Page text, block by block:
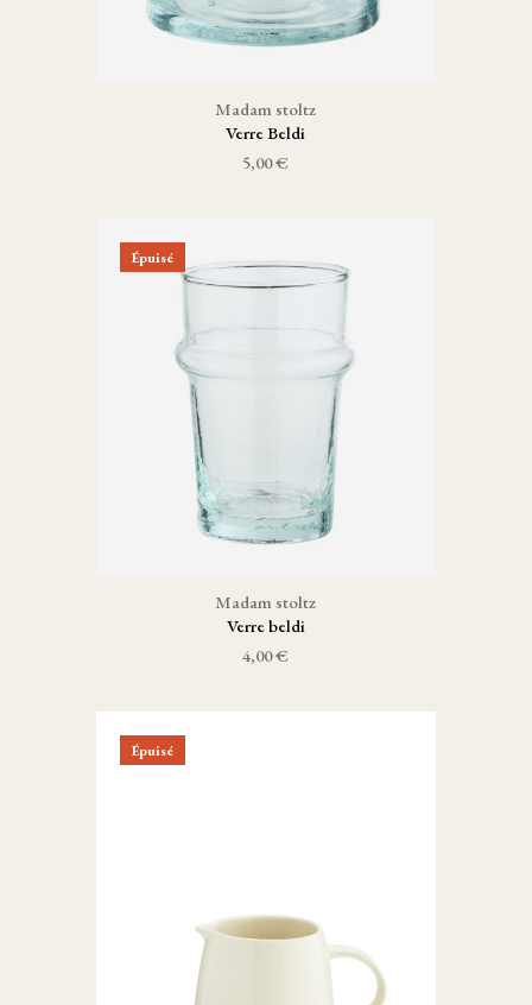
Madam stoltz
Verre Beldi
5,00 €
Épuisé
Madam stoltz
Verre beldi
4,00 €
Épuisé